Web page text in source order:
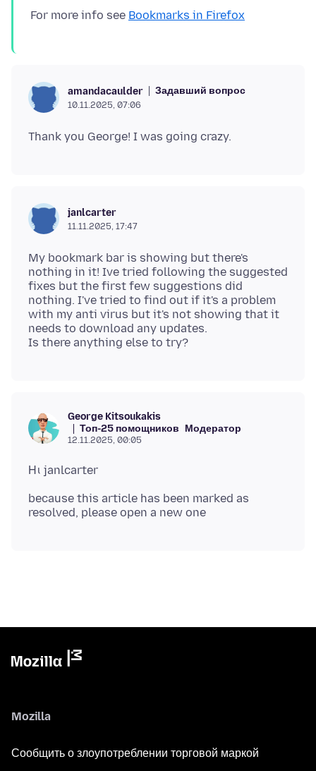
For more info see Bookmarks in Firefox
amandacaulder Задавший вопрос
10.11.2025, 07:06
janlcarter
11.11.2025, 17:47
My bookmark bar is showing but there's
nothing in it! Ive tried following the suggested
fixes but the first few suggestions did
nothing. I've tried to find out if it's a problem
with my anti virus but it's not showing that it
needs to download any updates.
George Kitsoukakis
Топ-25 помощников Модератор
12.11.2025, 00:05
because this article has been marked as
Mozilla
Сообщить о злоупотреблении торговой маркой